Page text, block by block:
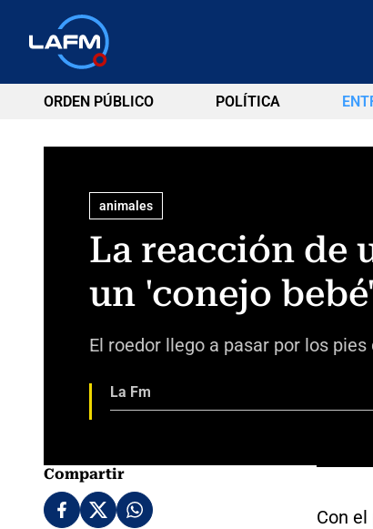
ORDEN PÚBLICO POLÍTICA
animales
La reacción de
un 'conejo
El roedor llego a pasar por los
La Fm
Compartir
Con